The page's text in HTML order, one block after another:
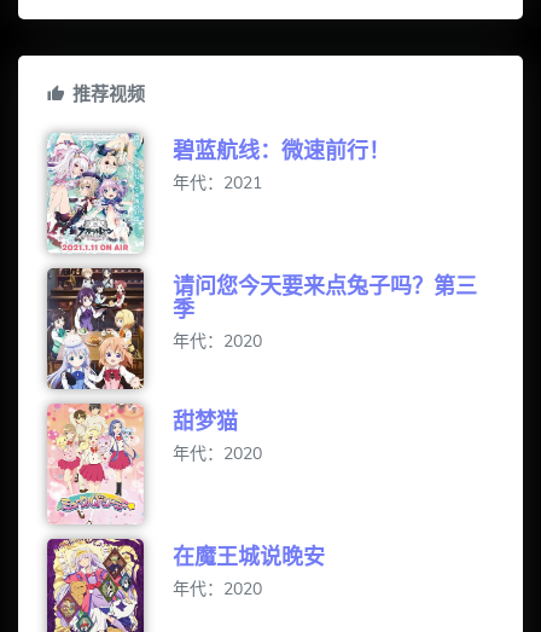
推荐视频
碧蓝航线：微速前行！
年代：2021
请问您今天要来点兔子吗？第三
季
年代：2020
甜梦猫
年代：2020
在魔王城说晚安
年代：2020